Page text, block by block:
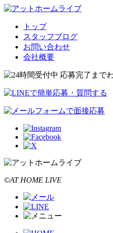
トップ
スタッフブログ
お問い合わせ
会社概要
©AT HOME LIVE